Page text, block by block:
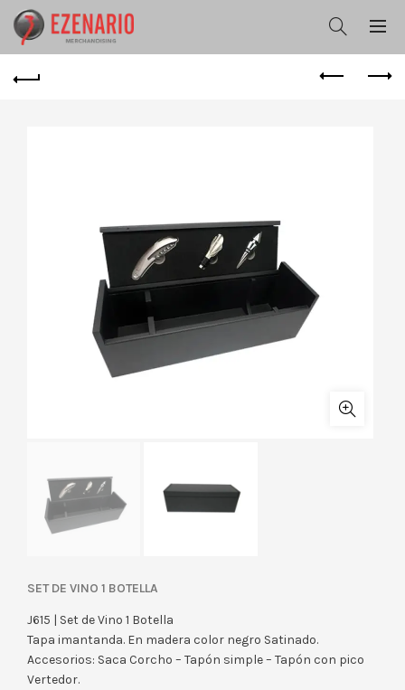
Set de Vino 1 Botella
J615 | Set de Vino 1 Botella
Tapa imantanda. En madera color negro Satinado.
Accesorios: Saca Corcho – Tapón simple – Tapón con pico
Vertedor.